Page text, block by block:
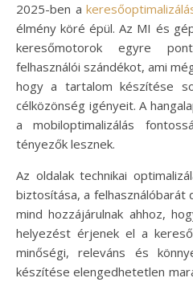
2025-ben a
élmény köré épül. Az MI és
keresőmotorok egyre
felhasználói szándékot, ami
hogy a tartalom készítése
célközönség igényeit. A
a mobiloptimalizálás
tényezők lesznek.
Az oldalak technikai
biztosítása, a felhasználóbarát
mind hozzájárulnak ahhoz,
helyezést érjenek el a
minőségi, releváns és
készítése elengedhetetlen